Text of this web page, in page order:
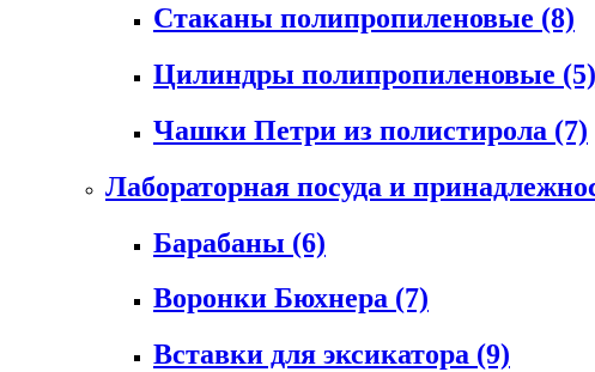
Стаканы полипропиленовые (8)
Цилиндры полипропиленовые (5)
Чашки Петри из полистирола (7)
Лабораторная посуда и
Барабаны (6)
Воронки Бюхнера (7)
Вставки для эксикатора (9)